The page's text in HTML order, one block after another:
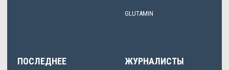
GLUTAMIN
ПОСЛЕДНЕЕ ЖУРНАЛИСТЫ